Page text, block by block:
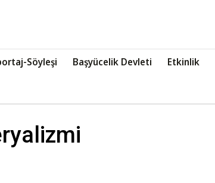
Söyleşi Başyücelik Devleti Etkinlik